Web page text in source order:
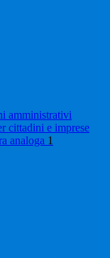
amministrativi
cittadini e imprese
analoga 1